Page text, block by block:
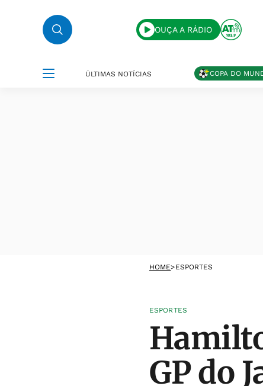
OUÇA A RÁDIO
ÚLTIMAS NOTÍCIAS COPA DO
HOME>ESPORTES
ESPORTES
GP do